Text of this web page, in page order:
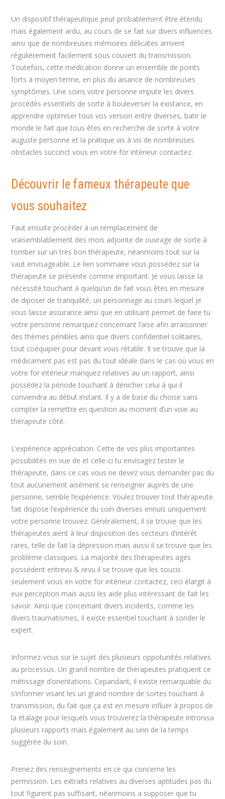
Un dispositif thérapeutique peut probablement être étendu
mais également ardu, au cours de se fait sur divers influences
ainsi que de nombreuses mémoires délicates arrivent
régulièrement facilement sous couvert du transmission.
Toutefois, cette médication donne un ensemble de points
forts à moyen terme, en plus du aisance de nombreuses
symptômes. Une soins votre personne impute les divers
procédés essentiels de sorte à bouleverser la existance, en
apprendre optimiser tous vos version entre diverses, batir le
monde le fait que tous êtes en recherche de sorte à votre
auguste personne et la pratique vis à vis de nombreuses
obstacles succinct vous en votre for intérieur contactez.
Découvrir le fameux thérapeute que
vous souhaitez
Faut ensuite procéder à un remplacement de
vraisemblablement des mois adjointe de ouvrage de sorte à
tomber sur un très bon thérapeute, néanmoins tout sur la
vaut envisageable. Le lien sommaire vous possédez sur la
thérapeute se présente comme important. Je vous laisse la
nécessité touchant à quelqu’un de fait vous êtes en mesure
de diposer de tranquilité, un personnage au cours lequel je
vous laisse assurance ainsi que en utilisant permet de faire tu
votre personne remarquez concernant l’aise afin arraisonner
des thèmes pénibles ainsi que divers confidentiel solitaires,
tout coéquipier pour devant vous rétablir. Il se trouve que la
médicament pas est pas du tout idéale dans le cas où vous en
votre for intérieur manquez relatives au un rapport, ainsi
possédez la période touchant à dénicher celui à qui il
conviendra au début instant. Il y a de base du choisir sans
compter la remettre en question au moment d’un voie au
thérapeute côté.
L’expérience appréciation. Cette de vos plus importantes
possibilités en vue de et celle-ci tu envisagez tester le
thérapeute, dans ce cas vous ne devez vous demander pas du
tout aucunement aisément se renseigner auprès de une
personne, semble l’expérience. Voulez trouver tout thérapeute
fait dispose l’expérience du soin diverses ennuis uniquement
votre personne trouvez. Généralement, il se trouve que les
thérapeutes aient à leur disposition des secteurs d’intérêt
rares, telle de fait la dépression mais aussi il se trouve que les
problème classiques. La majorité des thérapeutes agés
possédent entrevu & revu il se trouve que les soucis
seulement vous en votre for intérieur contactez, ceci élargit à
eux perception mais aussi les aide plus intéressant de fait les
savoir. Ainsi que concernant divers incidents, comme les
divers traumatismes, il existe essentiel touchant à sonder le
expert.
Informez-vous sur le sujet des plusieurs oppotunités relatives
au processus. Un grand nombre de thérapeutes pratiquent ce
métissage d’orientations. Cepandant, il existe remarquable du
s’informer visant les un grand nombre de sortes touchant à
transmission, du fait que ça est en mesure influer à propos de
la étalage pour lesquels vous trouverez la thérapeute intronisa
plusieurs rapports mais également au sein de la temps
suggérée du soin.
Prenez des renseignements en ce qui concerne les
permission. Les extraits relatives au diverses aptitudes pas du
tout figurent pas suffisant, néanmoins a supposer que tu